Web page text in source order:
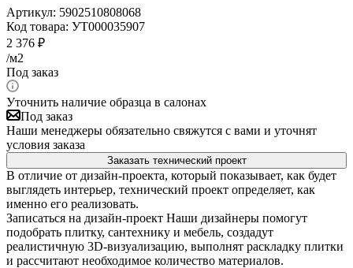
Артикул: 5902510808068
Код товара: УТ000035907
2 376 ₽
/м2
Под заказ
Уточнить наличие образца в салонах
Под заказ
Наши менеджеры обязательно свяжутся с вами и уточнят
условия заказа
Заказать технический проект
В отличие от дизайн-проекта, который показывает, как будет
выглядеть интерьер, технический проект определяет, как
именно его реализовать.
Записаться на дизайн-проект Наши дизайнеры помогут
подобрать плитку, сантехнику и мебель, создадут
реалистичную 3D-визуализацию, выполнят раскладку плитки
и рассчитают необходимое количество материалов.